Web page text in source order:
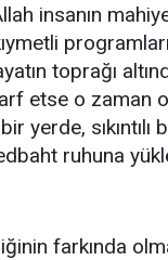
insanın
toprağı
etse o zaman
yerde, sıkıntılı
ruhuna
farkında